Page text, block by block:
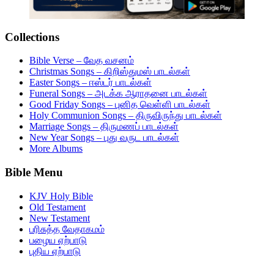
Collections
Bible Verse – வேத வசனம்
Christmas Songs – கிறிஸ்துமஸ் பாடல்கள்
Easter Songs – ஈஸ்டர் பாடல்கள்
Funeral Songs – அடக்க ஆராதனை பாடல்கள்
Good Friday Songs – புனித வெள்ளி பாடல்கள்
Holy Communion Songs – திருவிருந்து பாடல்கள்
Marriage Songs – திருமணப் பாடல்கள்
New Year Songs – புது வருட பாடல்கள்
More Albums
Bible Menu
KJV Holy Bible
Old Testament
New Testament
பரிசுத்த வேதாகமம்
பழைய ஏற்பாடு
புதிய ஏற்பாடு